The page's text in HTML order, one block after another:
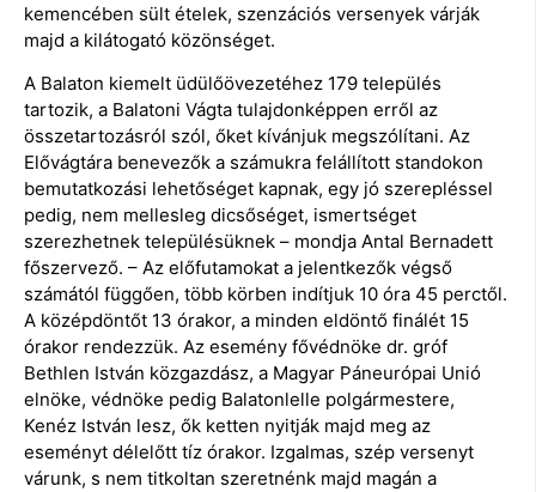
kemencében sült ételek, szenzációs versenyek várják
majd a kilátogató közönséget.
A Balaton kiemelt üdülőövezetéhez 179 település
tartozik, a Balatoni Vágta tulajdonképpen erről az
összetartozásról szól, őket kívánjuk megszólítani. Az
Elővágtára benevezők a számukra felállított standokon
bemutatkozási lehetőséget kapnak, egy jó szerepléssel
pedig, nem mellesleg dicsőséget, ismertséget
szerezhetnek településüknek – mondja Antal Bernadett
főszervező. – Az előfutamokat a jelentkezők végső
számától függően, több körben indítjuk 10 óra 45 perctől.
A középdöntőt 13 órakor, a minden eldöntő finálét 15
órakor rendezzük. Az esemény fővédnöke dr. gróf
Bethlen István közgazdász, a Magyar Páneurópai Unió
elnöke, védnöke pedig Balatonlelle polgármestere,
Kenéz István lesz, ők ketten nyitják majd meg az
eseményt délelőtt tíz órakor. Izgalmas, szép versenyt
várunk, s nem titkoltan szeretnénk majd magán a